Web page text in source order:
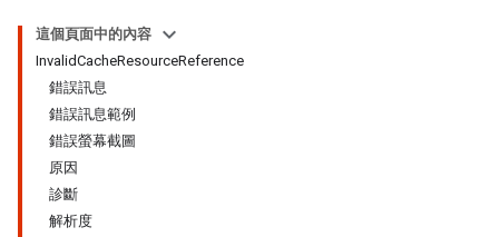
這個頁面中的內容
InvalidCacheResourceReference
錯誤訊息
錯誤訊息範例
錯誤螢幕截圖
原因
診斷
解析度